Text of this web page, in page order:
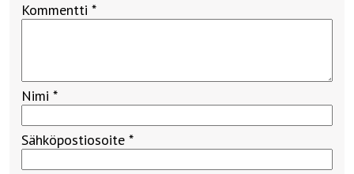
Kommentti *
Nimi *
Sähköpostiosoite *